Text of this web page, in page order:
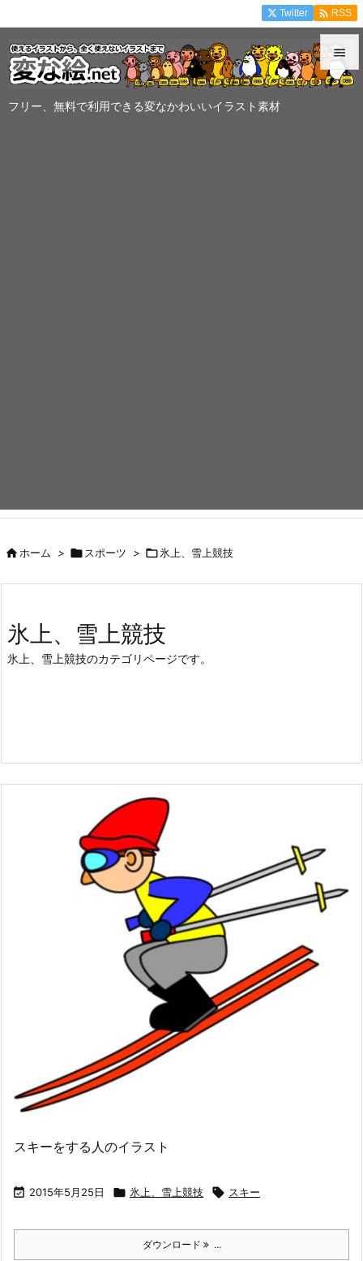
フリー、無料で利用できる変なかわいいイラスト素材


Twitter  RSS
ホーム >  スポーツ > 氷上、雪上競技
氷上、雪上競技
氷上、雪上競技のカテゴリページです。
スキーをする人のイラスト
 2015年5月25日  氷上、雪上競技  スキー
ダウンロード ...